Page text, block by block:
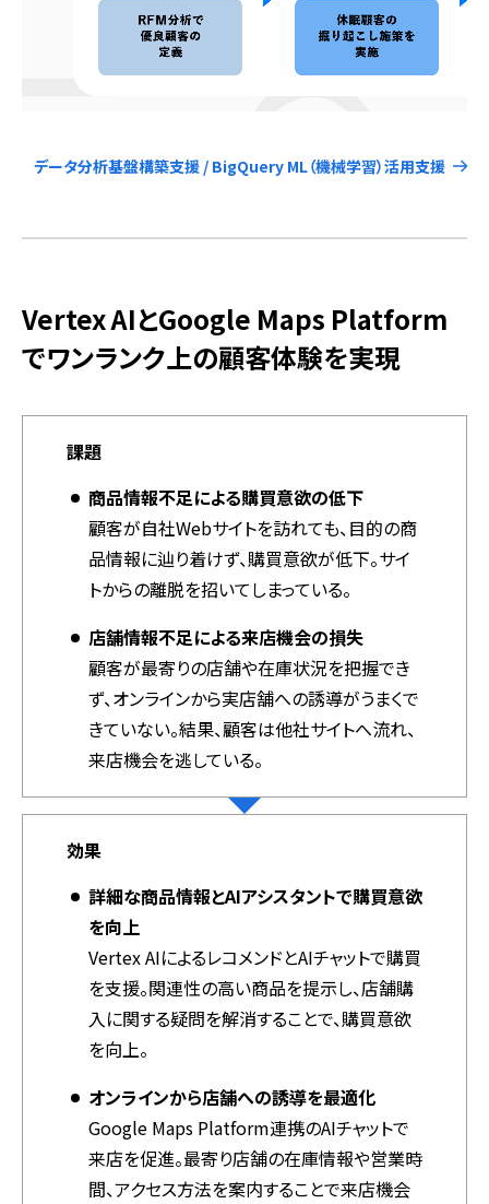
データ分析基盤構築支援 / BigQuery ML（機械学習）活用支援
Vertex AIとGoogle Maps Platform
でワンランク上の顧客体験を実現
課題
商品情報不足による購買意欲の低下
顧客が自社Webサイトを訪れても、目的の商
品情報に辿り着けず、購買意欲が低下。サイ
トからの離脱を招いてしまっている。
店舗情報不足による来店機会の損失
顧客が最寄りの店舗や在庫状況を把握でき
ず、オンラインから実店舗への誘導がうまくで
きていない。結果、顧客は他社サイトへ流れ、
来店機会を逃している。
効果
詳細な商品情報とAIアシスタントで購買意欲
を向上
Vertex AIによるレコメンドとAIチャットで購買
を支援。関連性の高い商品を提示し、店舗購
入に関する疑問を解消することで、購買意欲
を向上。
オンラインから店舗への誘導を最適化
Google Maps Platform連携のAIチャットで
来店を促進。最寄り店舗の在庫情報や営業時
間、アクセス方法を案内することで来店機会